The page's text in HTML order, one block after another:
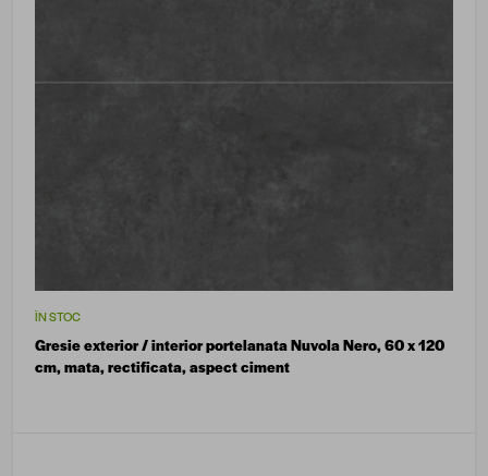
ÎN STOC
Gresie exterior / interior portelanata Nuvola Nero, 60 x 120
cm, mata, rectificata, aspect ciment